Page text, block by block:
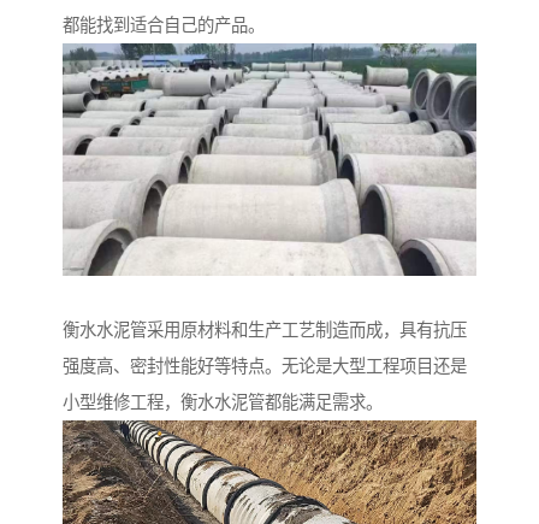
都能找到适合自己的产品。
衡水水泥管采用原材料和生产工艺制造而成，具有抗压
强度高、密封性能好等特点。无论是大型工程项目还是
小型维修工程，衡水水泥管都能满足需求。